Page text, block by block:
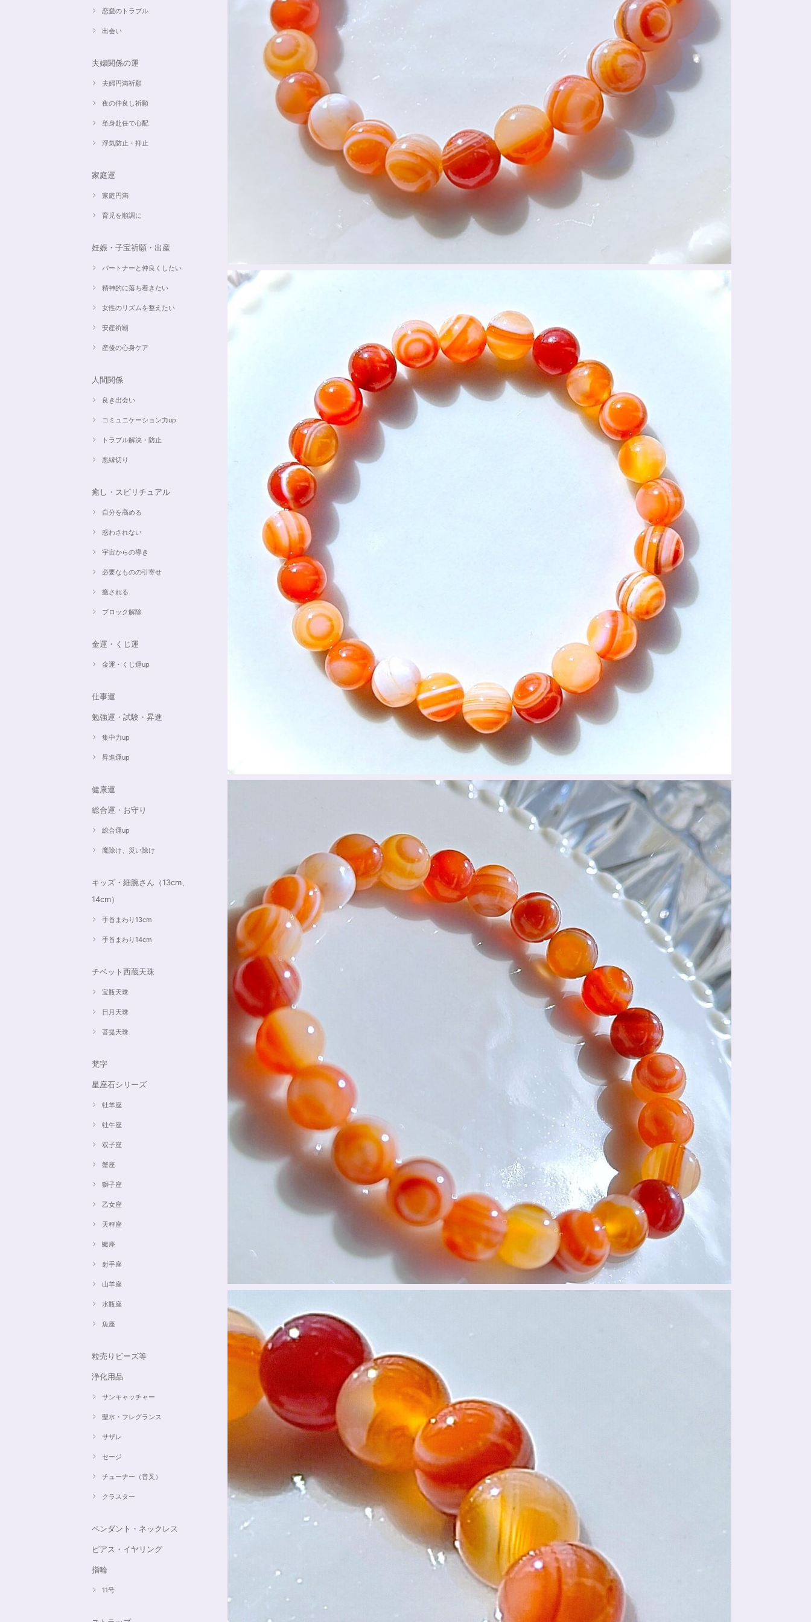
恋愛のトラブル
出会い
夫婦関係の運
夫婦円満祈願
夜の仲良し祈願
単身赴任で心配
浮気防止・抑止
家庭運
家庭円満
育児を順調に
妊娠・子宝祈願・出産
パートナーと仲良くしたい
精神的に落ち着きたい
女性のリズムを整えたい
安産祈願
産後の心身ケア
人間関係
良き出会い
コミュニケーション力up
トラブル解決・防止
悪縁切り
癒し・スピリチュアル
自分を高める
惑わされない
宇宙からの導き
必要なものの引寄せ
癒される
ブロック解除
金運・くじ運
金運・くじ運up
仕事運
勉強運・試験・昇進
集中力up
昇進運up
健康運
総合運・お守り
総合運up
魔除け、災い除け
キッズ・細腕さん（13cm、
14cm）
手首まわり13cm
手首まわり14cm
チベット西蔵天珠
宝瓶天珠
日月天珠
菩提天珠
梵字
星座石シリーズ
牡羊座
牡牛座
双子座
蟹座
獅子座
乙女座
天秤座
蠍座
射手座
山羊座
水瓶座
魚座
粒売りビーズ等
浄化用品
サンキャッチャー
聖水・フレグランス
サザレ
セージ
チューナー（音叉）
クラスター
ペンダント・ネックレス
ピアス・イヤリング
指輪
11号